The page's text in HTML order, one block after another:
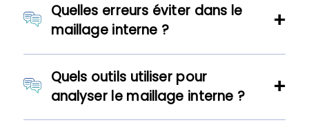
Quelles erreurs éviter dans le
maillage interne ?
Quels outils utiliser pour
analyser le maillage interne ?